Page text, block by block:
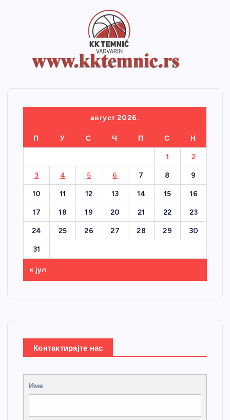
август 2026.
П У С Ч П С Н
1 2
3 4 5 6 7 8 9
10 11 12 13 14 15 16
17 18 19 20 21 22 23
24 25 26 27 28 29 30
31
« јул
Контактирајте нас
Име